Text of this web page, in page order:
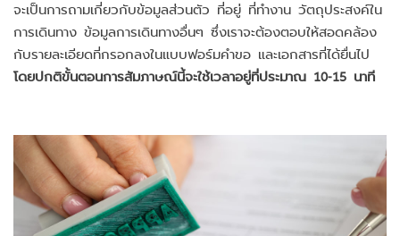
จะเป็นการถามเกี่ยวกับข้อมูลส่วนตัว ที่อยู่ ที่ทำงาน วัตถุประสงค์ใน
การเดินทาง ข้อมูลการเดินทางอื่นๆ ซึ่งเราจะต้องตอบให้สอดคล้อง
กับรายละเอียดที่กรอกลงในแบบฟอร์มคำขอ และเอกสารที่ได้ยื่นไป
โดยปกติขั้นตอนการสัมภาษณ์นี้จะใช้เวลาอยู่ที่ประมาณ 10-15 นาที